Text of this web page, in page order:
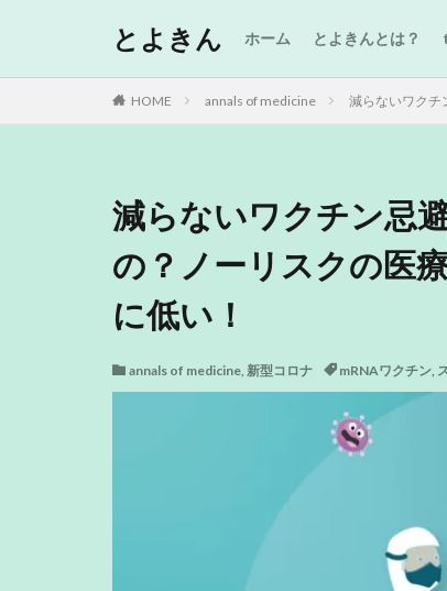
とよきん ホーム とよきんとは？
HOME annals of medicine 減らないワクチ
減らないワクチン忌
の？ノーリスクの医
に低い！
annals of medicine, 新型コロナ mRNAワクチン,